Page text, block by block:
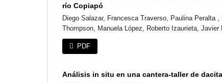
río Copiapó
Diego Salazar, Francesca Traverso, Paulina Peralta
Thompson, Manuela López, Roberto Izaurieta, Javier
PDF
Análisis in situ en una cantera-taller de